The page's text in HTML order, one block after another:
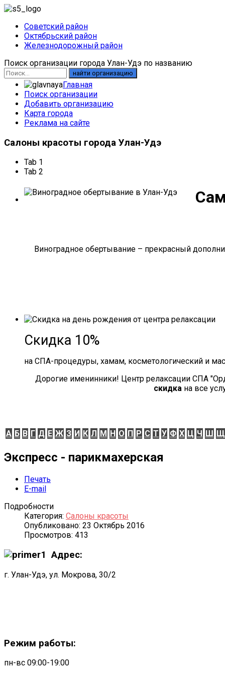
Советский район
Октябрьский район
Железнодорожный район
Поиск организации города Улан-Удэ по названию
найти организацию
Главная
Поиск организации
Добавить организацию
Карта города
Реклама на сайте
Салоны красоты города Улан-Удэ
Tab 1
Tab 2
Виноградное обертывание – прекрасный
Скидка 10%
на СПА-процедуры, хамам, косметологический и
Дорогие именинники! Центр релаксации СПА
скидкана все
А Б В Г Д Е Ж З И К Л М Н О П Р С Т У Ф Х Ц Ч Ш Щ
Экспресс - парикмахерская
Печать
E-mail
Подробности
Категория: Салоны красоты
Опубликовано: 23 Октябрь 2016
Просмотров: 413
Адрес:
г. Улан-Удэ, ул. Мокрова, 30/2
Режим работы:
пн-вс 09:00-19:00